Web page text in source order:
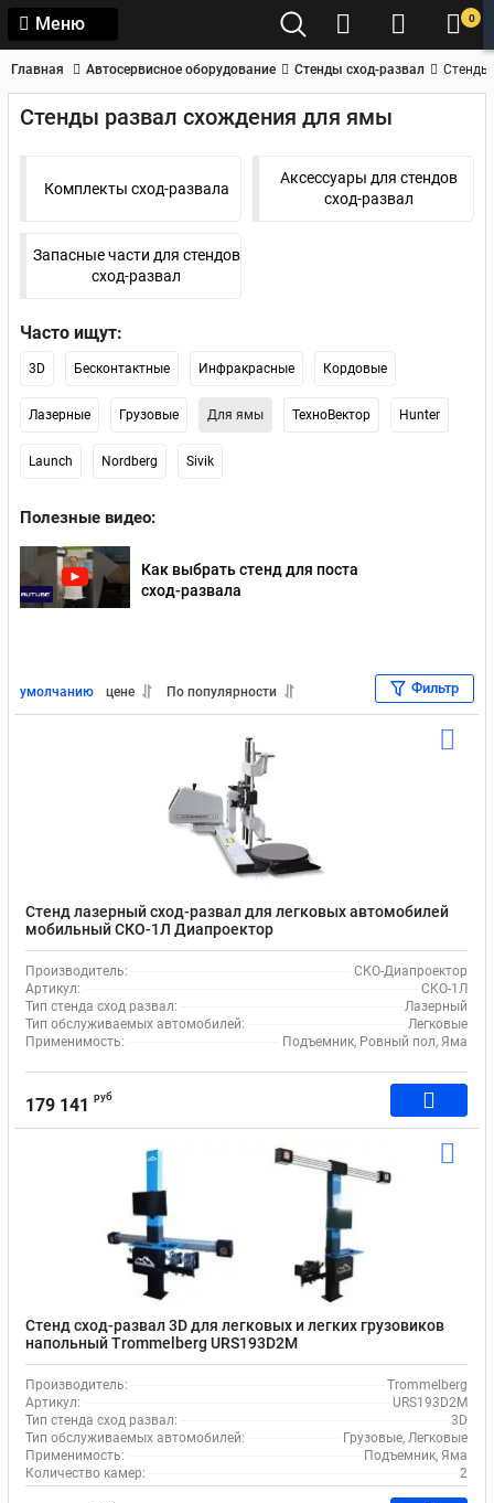
Меню 0
Главная Автосервисное оборудование Стенды сход-развал Стенды
Стенды развал схождения для ямы
Комплекты сход-развала
Аксессуары для стендов
сход-развал
Запасные части для стендов
сход-развал
Часто ищут:
3D Бесконтактные Инфракрасные Кордовые
Лазерные Грузовые Для ямы ТехноВектор Hunter
Launch Nordberg Sivik
Полезные видео:
Как выбрать стенд для поста
сход-развала
умолчанию цене По популярности Фильтр
Стенд лазерный сход-развал для легковых автомобилей
мобильный СКО-1Л Диапроектор
Производитель:
СКО-Диапроектор
Артикул:
СКО-1Л
Тип стенда сход развал:
Лазерный
Тип обслуживаемых автомобилей:
Легковые
Применимость:
Подъемник, Ровный пол, Яма
179 141 руб
Стенд сход-развал 3D для легковых и легких грузовиков
напольный Trommelberg URS193D2M
Производитель:
Trommelberg
Артикул:
URS193D2M
Тип стенда сход развал:
3D
Тип обслуживаемых автомобилей:
Грузовые, Легковые
Применимость:
Подъемник, Яма
Количество камер:
2